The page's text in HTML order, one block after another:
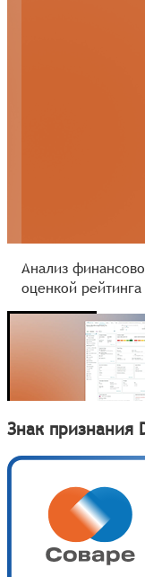
Анализ
оценкой
Знак признания